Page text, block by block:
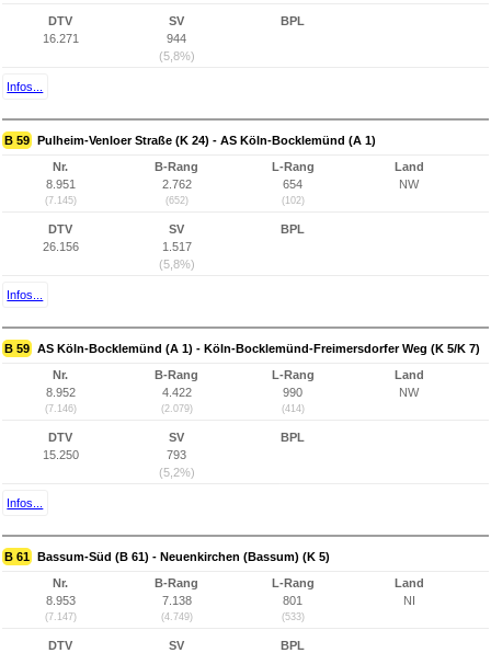
DTV
16.271
SV
944
(5,8%)
BPL
Infos...
B 59 Pulheim-Venloer Straße (K 24) - AS Köln-Bocklemünd (A 1)
Nr.
8.951
(7.145)
B-Rang
2.762
(652)
L-Rang
654
(102)
Land
NW
DTV
26.156
SV
1.517
(5,8%)
BPL
Infos...
B 59 AS Köln-Bocklemünd (A 1) - Köln-Bocklemünd-Freimersdorfer Weg (K 5/K 7)
Nr.
8.952
(7.146)
B-Rang
4.422
(2.079)
L-Rang
990
(414)
Land
NW
DTV
15.250
SV
793
(5,2%)
BPL
Infos...
B 61 Bassum-Süd (B 61) - Neuenkirchen (Bassum) (K 5)
Nr.
8.953
(7.147)
B-Rang
7.138
(4.749)
L-Rang
801
(533)
Land
NI
DTV
SV
BPL